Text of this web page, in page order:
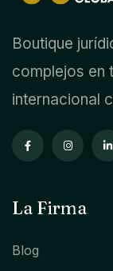
Boutique
complejos en
internacional
La Firma
Blog